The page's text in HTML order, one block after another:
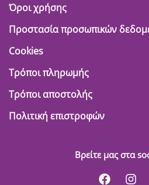
Όροι χρήσης
Προστασία προσωπικών
Cookies
Τρόποι πληρωμής
Τρόποι αποστολής
Πολιτική επιστροφών
Βρείτε μας στα